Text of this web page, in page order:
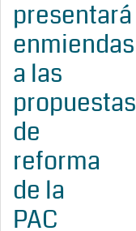
presentará
enmiendas
a las
propuestas
de
reforma
de la
PAC